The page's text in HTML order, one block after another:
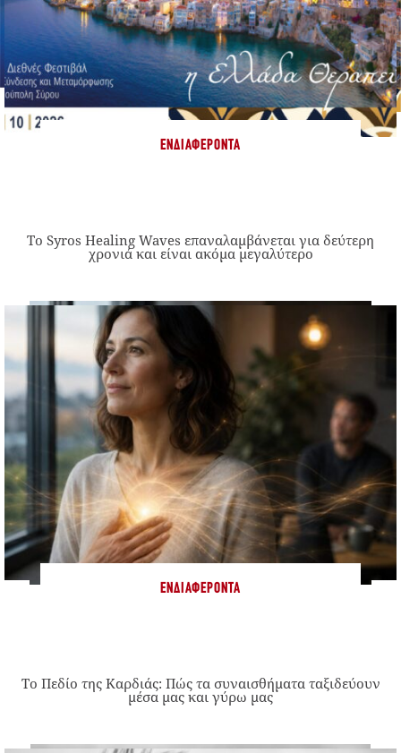
ΕΝΔΙΑΦΈΡΟΝΤΑ
Το Syros Healing Waves επαναλαμβάνεται για δεύτερη
χρονιά και είναι ακόμα μεγαλύτερο
ΕΝΔΙΑΦΈΡΟΝΤΑ
Το Πεδίο της Καρδιάς: Πώς τα συναισθήματα ταξιδεύουν
μέσα μας και γύρω μας